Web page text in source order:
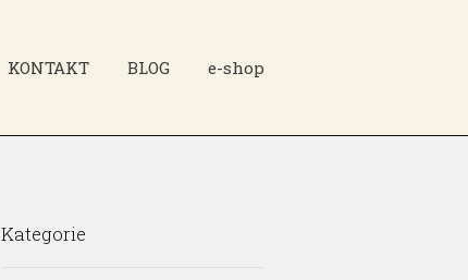
KONTAKT BLOG e-shop
Kategorie